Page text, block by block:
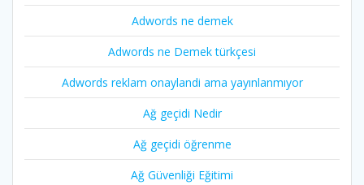
Adwords ne demek
Adwords ne Demek türkçesi
Adwords reklam onaylandi ama yayınlanmıyor
Ağ geçidi Nedir
Ağ geçidi öğrenme
Ağ Güvenliği Eğitimi